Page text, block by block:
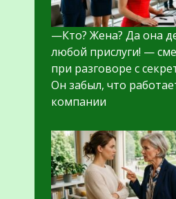
—Кто? Жена? Да она
любой прислуги! —
при разговоре с
Он забыл, что
компании